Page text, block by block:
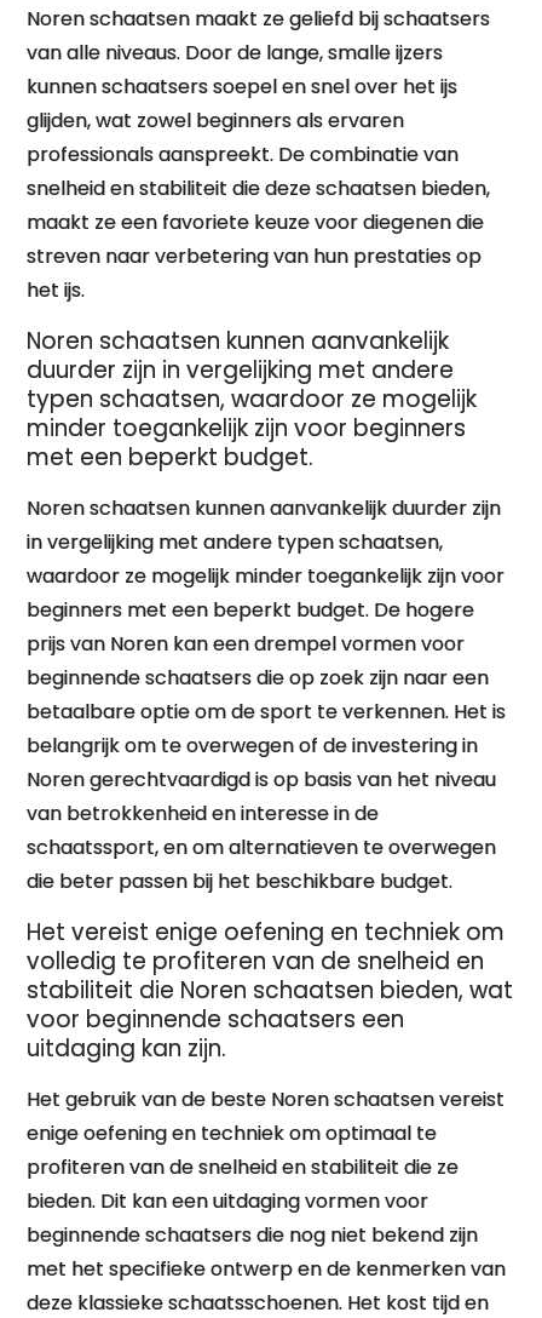
Noren schaatsen maakt ze geliefd bij schaatsers
van alle niveaus. Door de lange, smalle ijzers
kunnen schaatsers soepel en snel over het ijs
glijden, wat zowel beginners als ervaren
professionals aanspreekt. De combinatie van
snelheid en stabiliteit die deze schaatsen bieden,
maakt ze een favoriete keuze voor diegenen die
streven naar verbetering van hun prestaties op
het ijs.
Noren schaatsen kunnen aanvankelijk
duurder zijn in vergelijking met andere
typen schaatsen, waardoor ze mogelijk
minder toegankelijk zijn voor beginners
met een beperkt budget.
Noren schaatsen kunnen aanvankelijk duurder zijn
in vergelijking met andere typen schaatsen,
waardoor ze mogelijk minder toegankelijk zijn voor
beginners met een beperkt budget. De hogere
prijs van Noren kan een drempel vormen voor
beginnende schaatsers die op zoek zijn naar een
betaalbare optie om de sport te verkennen. Het is
belangrijk om te overwegen of de investering in
Noren gerechtvaardigd is op basis van het niveau
van betrokkenheid en interesse in de
schaatssport, en om alternatieven te overwegen
die beter passen bij het beschikbare budget.
Het vereist enige oefening en techniek om
volledig te profiteren van de snelheid en
stabiliteit die Noren schaatsen bieden, wat
voor beginnende schaatsers een
uitdaging kan zijn.
Het gebruik van de beste Noren schaatsen vereist
enige oefening en techniek om optimaal te
profiteren van de snelheid en stabiliteit die ze
bieden. Dit kan een uitdaging vormen voor
beginnende schaatsers die nog niet bekend zijn
met het specifieke ontwerp en de kenmerken van
deze klassieke schaatsschoenen. Het kost tijd en